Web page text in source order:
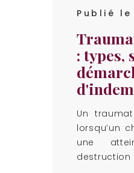
Publié le
: types,
Un
lorsqu’un
une
destruction